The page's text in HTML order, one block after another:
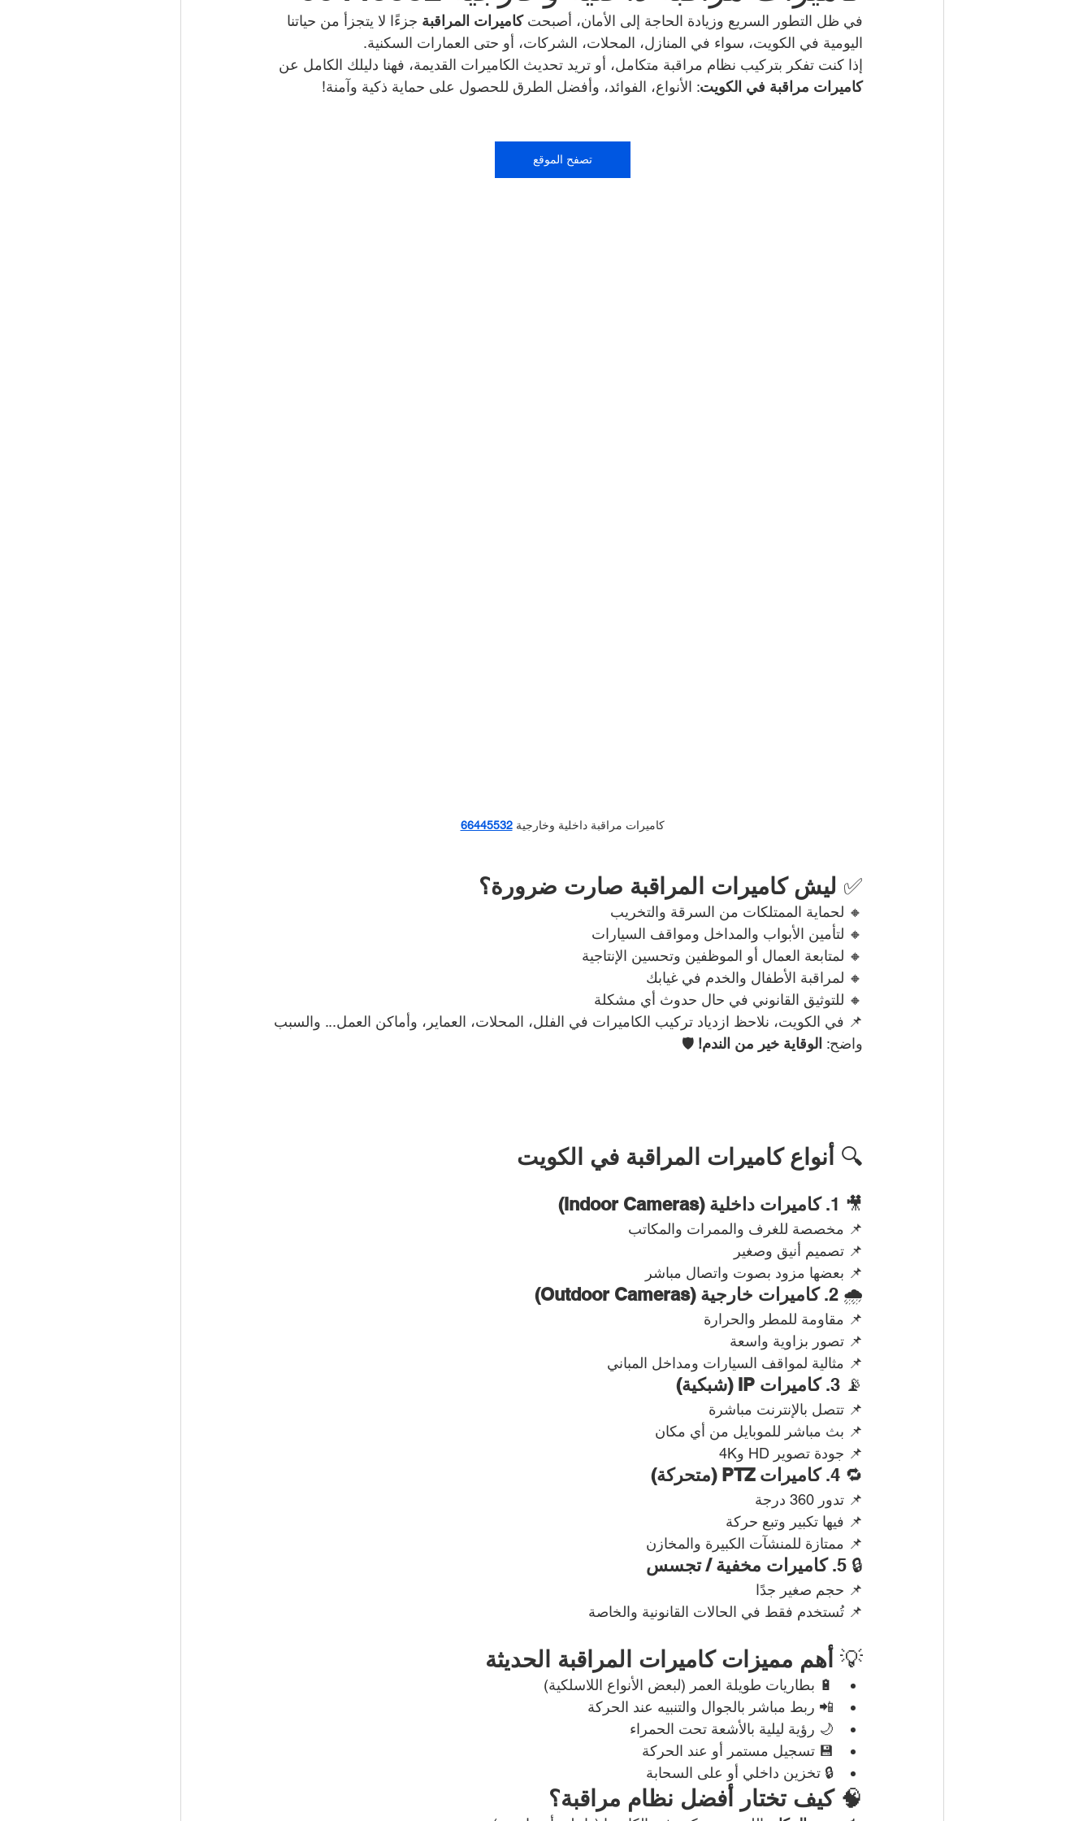
شركة مكافحة حشرات | 50050641 شركة طارد الحمام | 99009588 نشتري سيارات | 51066699
كراج متنقل الكويت | 98080146
في ظل التطور السريع وزيادة الحاجة إلى الأمان، أصبحت كاميرات المراقبة جزءًا لا يتجزأ من حياتنا
اليومية في الكويت، سواء في المنازل، المحلات، الشركات، أو حتى العمارات السكنية.
إذا كنت تفكر بتركيب نظام مراقبة متكامل، أو تريد تحديث الكاميرات القديمة، فهنا دليلك الكامل عن
كاميرات مراقبة في الكويت: الأنواع، الفوائد، وأفضل الطرق للحصول على حماية ذكية وآمنة!
تصفح الموقع
كاميرات مراقبة داخلية وخارجية 66445532
✅ ليش كاميرات المراقبة صارت ضرورة؟
🔸 لحماية الممتلكات من السرقة والتخريب
🔸 لتأمين الأبواب والمداخل ومواقف السيارات
🔸 لمتابعة العمال أو الموظفين وتحسين الإنتاجية
🔸 لمراقبة الأطفال والخدم في غيابك
🔸 للتوثيق القانوني في حال حدوث أي مشكلة
📌 في الكويت، نلاحظ ازدياد تركيب الكاميرات في الفلل، المحلات، العماير، وأماكن العمل... والسبب
واضح: الوقاية خير من الندم! 🛡️
🔍 أنواع كاميرات المراقبة في الكويت
🎥 1. كاميرات داخلية (Indoor Cameras)
📌 مخصصة للغرف والممرات والمكاتب
📌 تصميم أنيق وصغير
📌 بعضها مزود بصوت واتصال مباشر
🌧️ 2. كاميرات خارجية (Outdoor Cameras)
📌 مقاومة للمطر والحرارة
📌 تصور بزاوية واسعة
📌 مثالية لمواقف السيارات ومداخل المباني
📡 3. كاميرات IP (شبكية)
📌 تتصل بالإنترنت مباشرة
📌 بث مباشر للموبايل من أي مكان
📌 جودة تصوير HD و4K
🔁 4. كاميرات PTZ (متحركة)
📌 تدور 360 درجة
📌 فيها تكبير وتبع حركة
📌 ممتازة للمنشآت الكبيرة والمخازن
🔒 5. كاميرات مخفية / تجسس
📌 حجم صغير جدًا
📌 تُستخدم فقط في الحالات القانونية والخاصة
💡 أهم مميزات كاميرات المراقبة الحديثة
🔋 بطاريات طويلة العمر (لبعض الأنواع اللاسلكية)
📲 ربط مباشر بالجوال والتنبيه عند الحركة
🌙 رؤية ليلية بالأشعة تحت الحمراء
💾 تسجيل مستمر أو عند الحركة
🔒 تخزين داخلي أو على السحابة
🧠 كيف تختار أفضل نظام مراقبة؟